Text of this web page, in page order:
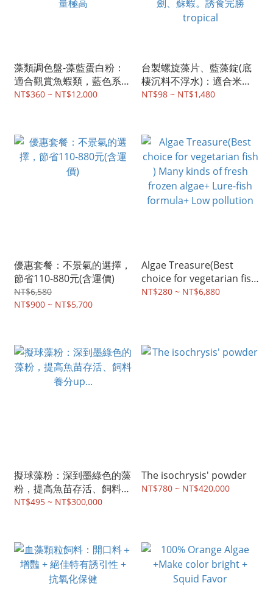
藻類調色盤-藻藍蛋白粉：
適合觀賞魚蝦類，藍色系物
種的自然健康顯色。極深的
NT$360 ~ NT$12,000
台製螺旋藻片、藍藻錠(底
棲沉料不浮水)：適合米
蝦、螯蝦、水晶蝦、異型、
tropical
NT$98 ~ NT$1,480
優惠套餐：不景氣的選擇，
節省110-880元(含運價)
NT$6,580
NT$900 ~ NT$5,700
Algae Treasure(Best
choice for vegetarian fish
) Many kinds of fresh
NT$280 ~ NT$6,880
擬球藻粉：深到墨綠色的藻
粉，提高魚苗存活、飼料養
分up...
NT$495 ~ NT$300,000
The isochrysis' powder
NT$780 ~ NT$420,000